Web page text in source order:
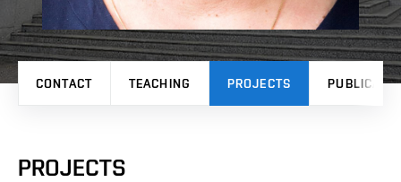
CONTACT TEACHING PROJECTS
PROJECTS